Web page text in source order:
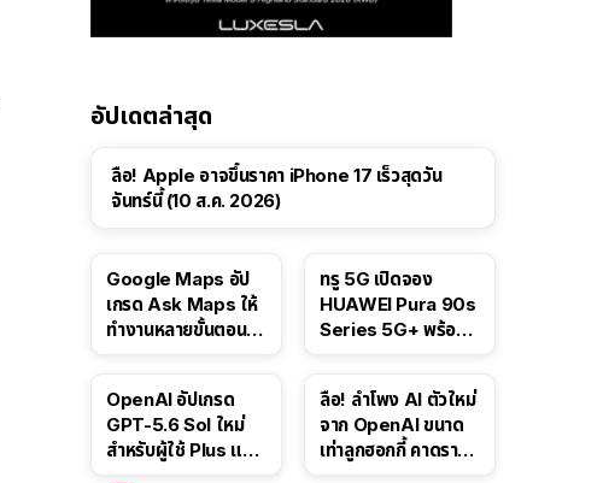
อัปเดตล่าสุด
ลือ! Apple อาจขึ้นราคา iPhone 17 เร็วสุดวัน
จันทร์นี้ (10 ส.ค. 2026)
Google Maps อัป
เกรด Ask Maps ให้
ทำงานหลายขั้นตอนได้
สาธารณะ
ทรู 5G เปิดจอง
HUAWEI Pura 90s
Series 5G+ พร้อม
OpenAI อัปเกรด
GPT-5.6 Sol ใหม่
สำหรับผู้ใช้ Plus และ
ลือ! ลำโพง AI ตัวใหม่
จาก OpenAI ขนาด
เท่าลูกฮอกกี้ คาดราคา